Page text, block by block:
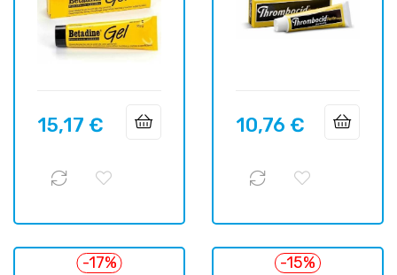
Precio
15,17 € Precio
10,76 €
-17% -15%